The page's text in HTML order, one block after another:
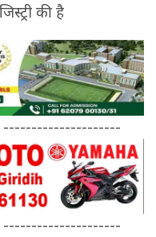
की है
---------------------
---------------------